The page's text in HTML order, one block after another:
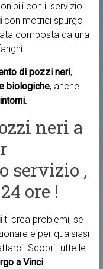
con il servizio
con motrici spurgo
composta da una
di pozzi neri,
biologiche, anche
neri a
servizio ,
ore !
ti crea problemi, se
e per qualsiasi
Scopri tutte le
a Vinci!